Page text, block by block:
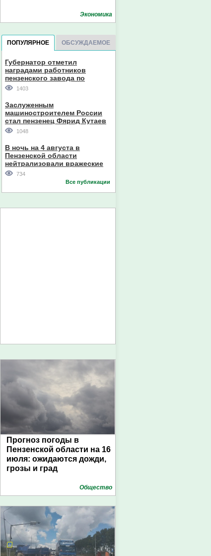
Экономика
ПОПУЛЯРНОЕ ОБСУЖДАЕМОЕ
Губернатор отметил
наградами работников
пензенского завода по
производству станков
1403
Заслуженным
машиностроителем России
стал пензенец Фярид Кутаев
1048
В ночь на 4 августа в
Пензенской области
нейтрализовали вражеские
дроны
734
Все публикации
Прогноз погоды в
Пензенской области на 16
июля: ожидаются дожди,
грозы и град
Общество